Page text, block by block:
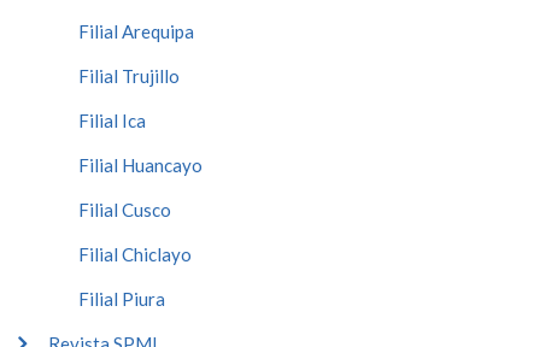
Filial Arequipa
Filial Trujillo
Filial Ica
Filial Huancayo
Filial Cusco
Filial Chiclayo
Filial Piura